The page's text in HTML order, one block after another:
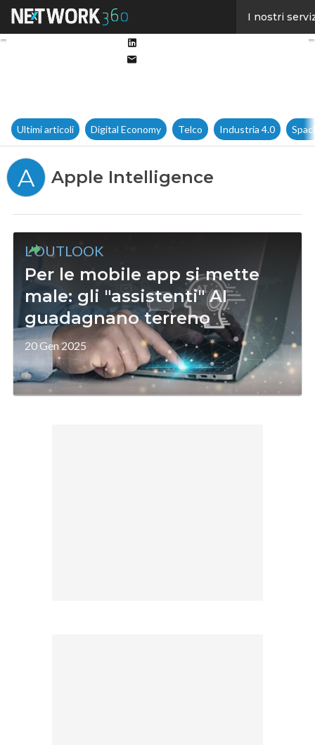
I nostri
Ultimi articoli Digital Economy Telco Industria 4.0
A Apple Intelligence
L'OUTLOOK
Per le mobile app si mette
male: gli "assistenti" AI
guadagnano terreno
20 Gen 2025